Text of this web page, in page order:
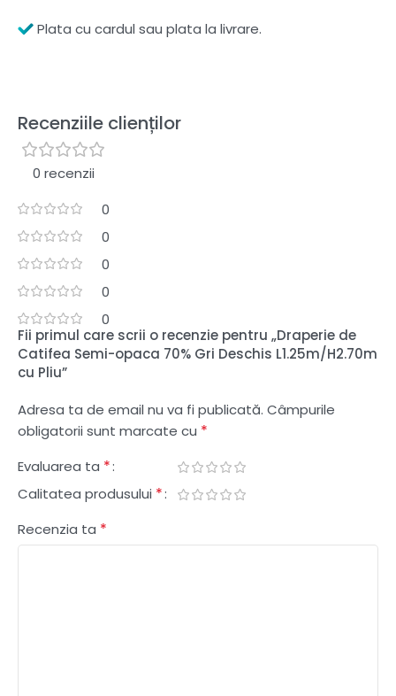
Plata cu cardul sau plata la livrare.
Recenziile clienților
0 recenzii
0
0
0
0
0
Fii primul care scrii o recenzie pentru „Draperie de
Catifea Semi-opaca 70% Gri Deschis L1.25m/H2.70m
cu Pliu”
Adresa ta de email nu va fi publicată. Câmpurile
obligatorii sunt marcate cu *
Evaluarea ta *
Calitatea produsului *
Recenzia ta *